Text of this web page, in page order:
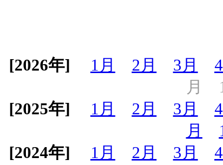
[2026年] 1月 2月 3月
月
[2025年]
1月 2月 3月
月
[2024年]
1月 2月 3月